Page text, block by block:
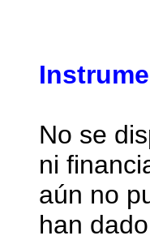
No se
ni
aún no
han